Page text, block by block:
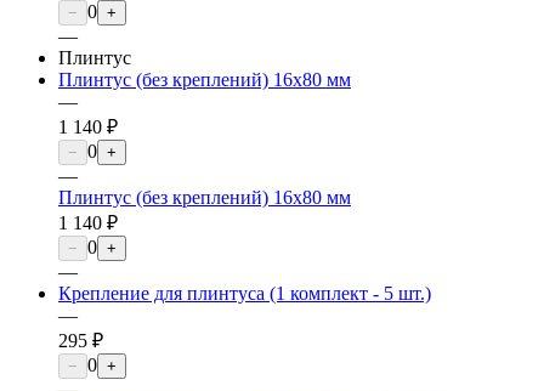
− 0 +
—
Плинтус
Плинтус (без креплений) 16х80 мм
—
1 140 ₽
− 0 +
—
Плинтус (без креплений) 16х80 мм
1 140 ₽
− 0 +
—
Крепление для плинтуса (1 комплект - 5 шт.)
—
295 ₽
− 0 +